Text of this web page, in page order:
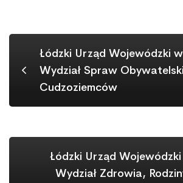
Łódzki Urząd Wojewódzki
Wydział Spraw
Cudzoziemców
Łódzki Urząd
Wydział Zdrowia,